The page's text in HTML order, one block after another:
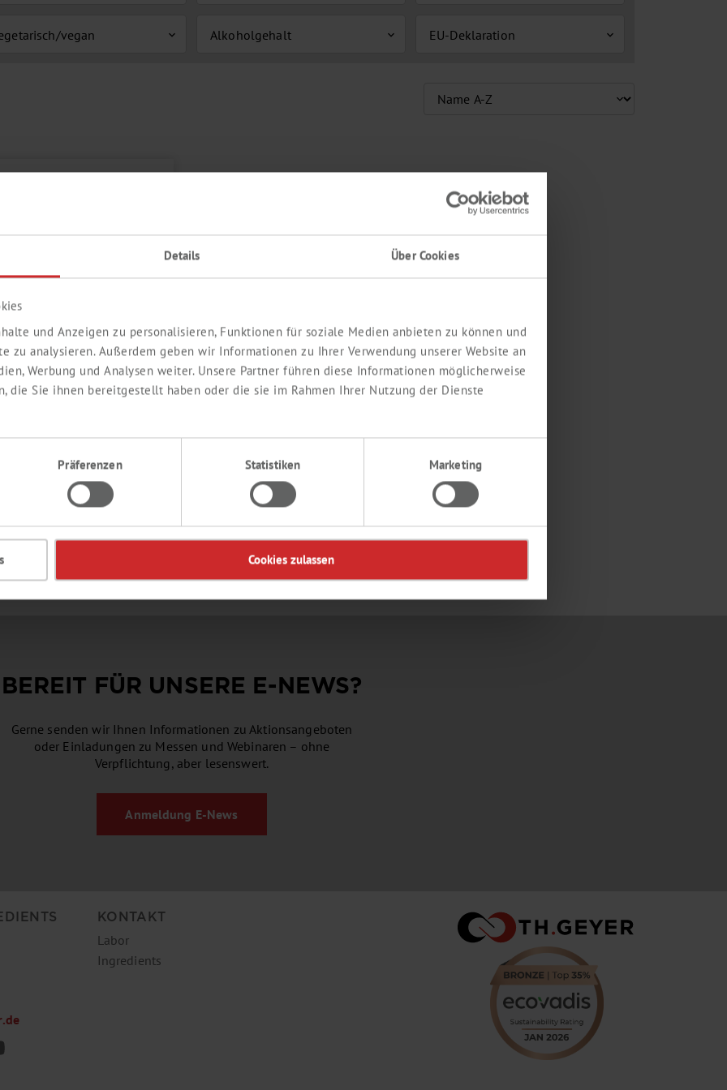
Details Über Cookies
und Anzeigen zu personalisieren, Funktionen für soziale Medien anbieten zu können und
zu analysieren. Außerdem geben wir Informationen zu Ihrer Verwendung unserer Website an
Werbung und Analysen weiter. Unsere Partner führen diese Informationen möglicherweise
die Sie ihnen bereitgestellt haben oder die sie im Rahmen Ihrer Nutzung der Dienste
Präferenzen Statistiken Marketing
Cookies zulassen
vegan expand_more Alkoholgehalt expand_more EU-Deklaration expand_more
AROMA
SY373550
BEREIT FÜR UNSERE E-NEWS?
Gerne senden wir Ihnen Informationen zu Aktionsangeboten
oder Einladungen zu Messen und Webinaren – ohne
Verpflichtung, aber lesenswert.
Anmeldung E-News
KONTAKT
Labor
Ingredients